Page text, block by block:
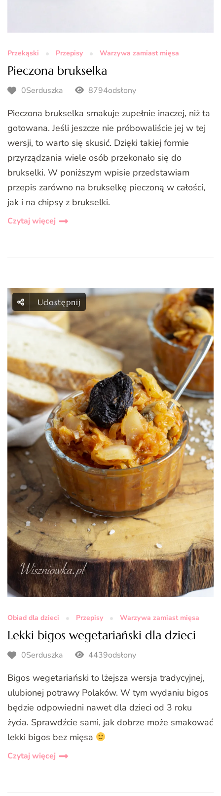
Przekąski Przepisy Warzywa zamiast mięsa
Pieczona brukselka
0Serduszka 8794odsłony
Pieczona brukselka smakuje zupełnie inaczej, niż ta
gotowana. Jeśli jeszcze nie próbowaliście jej w tej
wersji, to warto się skusić. Dzięki takiej formie
przyrządzania wiele osób przekonało się do
brukselki. W poniższym wpisie przedstawiam
przepis zarówno na brukselkę pieczoną w całości,
jak i na chipsy z brukselki.
Czytaj więcej
Udostępnij
Obiad dla dzieci Przepisy Warzywa zamiast mięsa
Lekki bigos wegetariański dla dzieci
0Serduszka 4439odsłony
Bigos wegetariański to lżejsza wersja tradycyjnej,
ulubionej potrawy Polaków. W tym wydaniu bigos
będzie odpowiedni nawet dla dzieci od 3 roku
życia. Sprawdźcie sami, jak dobrze może smakować
lekki bigos bez mięsa
Czytaj więcej